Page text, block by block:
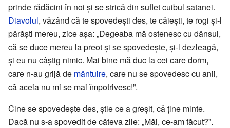
prinde rădăcini în noi și se strică din suflet cuibul satanei.
Diavolul, văzând că te spovedești des, te căiești, te rogi și-l
pârăști mereu, zice așa: „Degeaba mă ostenesc cu dânsul,
că se duce mereu la preot și se spovedește, și-l dezleagă,
și eu nu câștig nimic. Mai bine mă duc la cei care dorm,
care n-au grijă de mântuire, care nu se spovedesc cu anii,
că aceia nu mi se mai împotrivesc!”.
Cine se spovedește des, știe ce a greșit, că ține minte.
Dacă nu s-a spovedit de câteva zile: „Măi, ce-am făcut?”.